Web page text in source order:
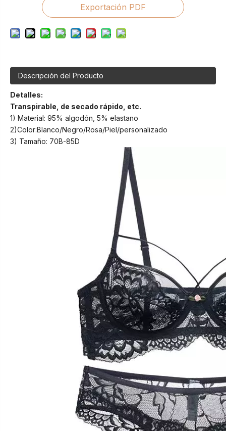
Exportación PDF
Descripción del Producto
Detalles:
Transpirable, de secado rápido, etc.
1) Material: 95% algodón, 5% elastano
2)Color:Blanco/Negro/Rosa/Piel/personalizado
3) Tamaño: 70B-85D